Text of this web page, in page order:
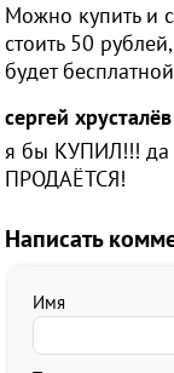
Можно купить и
стоить 50
будет бесплатной
сергей хрусталёв
я бы КУПИЛ!!! да
ПРОДАЁТСЯ!
Написать
Имя